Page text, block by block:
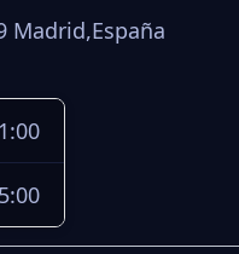
Madrid,España